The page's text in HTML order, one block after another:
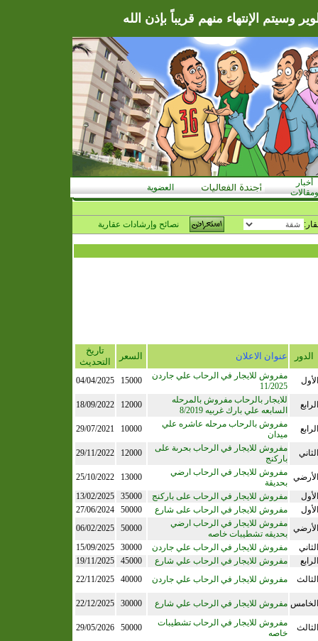
وسيتم الإنتهاء منهم قريباً بإذن الله
أخبار
ومقالات
العضوية
نصائح وإرشادات عقارية
الدور عنوان الاعلان السعر
تاريخ
التحديث
الأول
مفروش للايجار في الرحاب علي جاردن
11/2025
15000
04/04/2025
الرابع
للايجار بالرحاب مفروش بالمرحله
السابعه علي بارك غربيه 8/2019
12000
18/09/2022
الرابع
مفروش بالرحاب مرحله عاشره علي
ميدان
10000
29/07/2021
الثاني
مفروش للايجار في الرحاب بحرىة على
باركنج
12000
29/11/2022
الأرضي
مفروش للايجار في الرحاب ارضي
بحديقة
13000
25/10/2022
الأول
مفروش للايجار في الرحاب على باركنج 35000
13/02/2025
الأول
مفروش للايجار في الرحاب على شارع 50000
27/06/2024
الأرضي
مفروش للايجار في الرحاب ارضي
بحديقه تشطيبات خاصه
50000
06/02/2025
الثاني
مفروش للايجار في الرحاب علي جاردن 30000
15/09/2025
الرابع
مفروش للايجار في الرحاب علي شارع 45000
19/11/2025
الثالث
مفروش للايجار في الرحاب علي جاردن 40000
22/11/2025
الخامس مفروش للايجار في الرحاب علي شارع 30000
22/12/2025
الثالث
مفروش للايجار في الرحاب تشطيبات
خاصه
50000
29/05/2026